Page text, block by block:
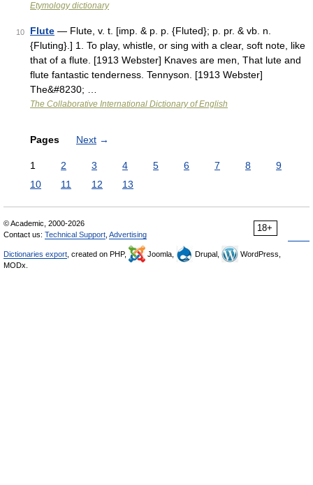
Etymology dictionary
10 Flute — Flute, v. t. [imp. & p. p. {Fluted}; p. pr. & vb. n.
{Fluting}.] 1. To play, whistle, or sing with a clear, soft note, like
that of a flute. [1913 Webster] Knaves are men, That lute and
flute fantastic tenderness. Tennyson. [1913 Webster]
The&#8230; …
The Collaborative International Dictionary of English
Pages Next →
1 2 3 4 5 6 7 8
9
10
11 12 13
18+
© Academic, 2000-2026
Contact us: Technical Support Advertising
Dictionaries export , created on PHP, Joomla, Drupal,
WordPress,
MODx.